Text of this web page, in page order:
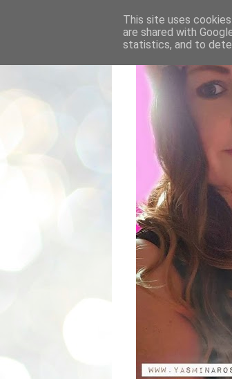
This site uses
are shared with
statistics, and to